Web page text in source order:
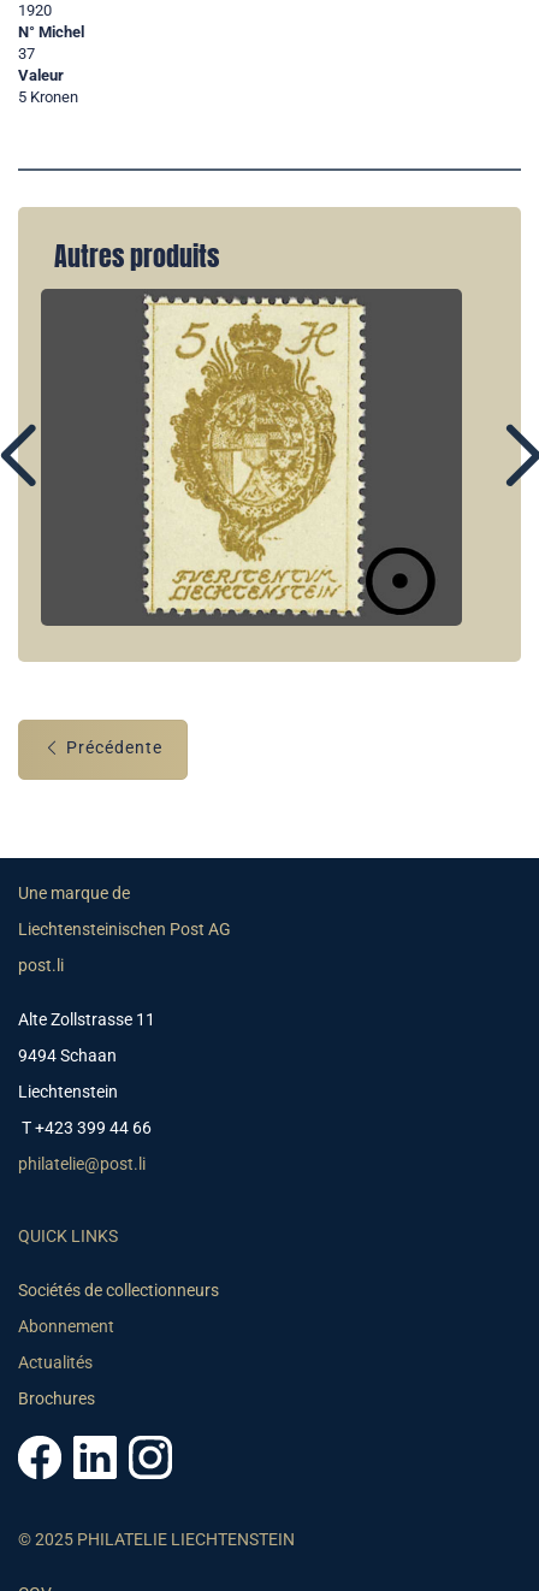
1920
N° Michel
37
Valeur
5 Kronen
Autres produits
Précédente
Une marque de
Liechtensteinischen Post AG
post.li
Alte Zollstrasse 11
9494 Schaan
Liechtenstein
T +423 399 44 66
philatelie@post.li
QUICK LINKS
Sociétés de collectionneurs
Abonnement
Actualités
Brochures
© 2025 PHILATELIE LIECHTENSTEIN